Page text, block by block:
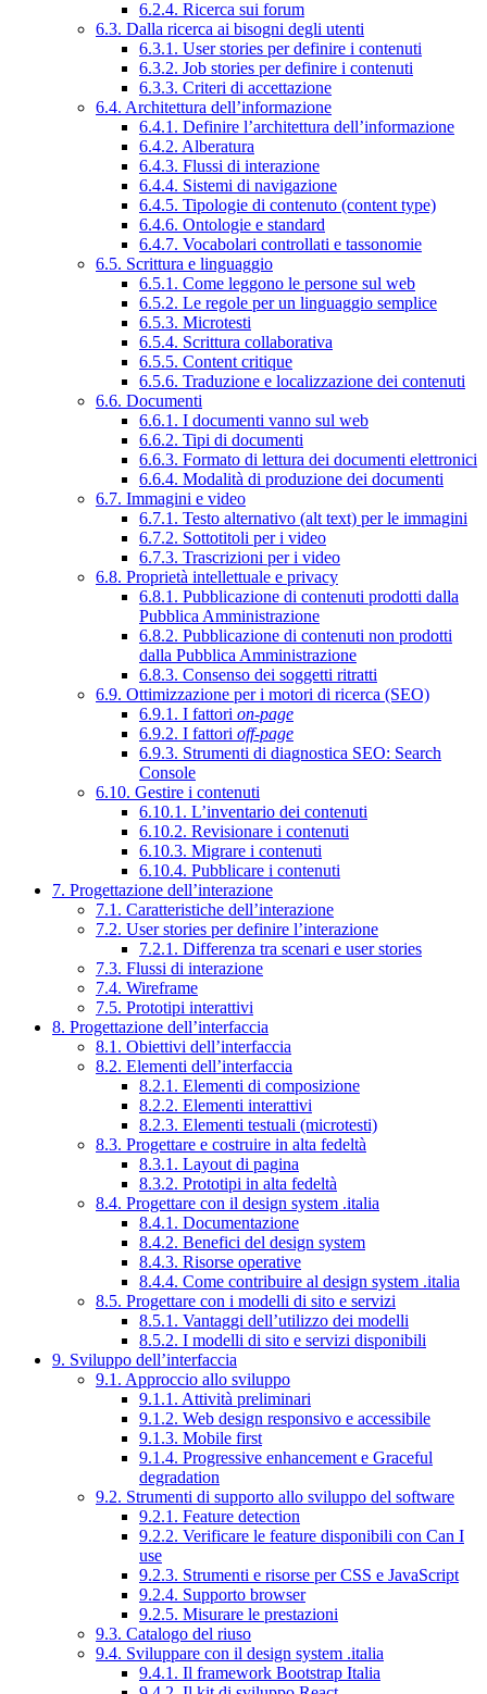
6.2.4. Ricerca sui forum
6.3. Dalla ricerca ai bisogni degli utenti
6.3.1. User stories per definire i contenuti
6.3.2. Job stories per definire i contenuti
6.3.3. Criteri di accettazione
6.4. Architettura dell’informazione
6.4.1. Definire l’architettura dell’informazione
6.4.2. Alberatura
6.4.3. Flussi di interazione
6.4.4. Sistemi di navigazione
6.4.5. Tipologie di contenuto (content type)
6.4.6. Ontologie e standard
6.4.7. Vocabolari controllati e tassonomie
6.5. Scrittura e linguaggio
6.5.1. Come leggono le persone sul web
6.5.2. Le regole per un linguaggio semplice
6.5.3. Microtesti
6.5.4. Scrittura collaborativa
6.5.5. Content critique
6.5.6. Traduzione e localizzazione dei contenuti
6.6. Documenti
6.6.1. I documenti vanno sul web
6.6.2. Tipi di documenti
6.6.3. Formato di lettura dei documenti elettronici
6.6.4. Modalità di produzione dei documenti
6.7. Immagini e video
6.7.1. Testo alternativo (alt text) per le immagini
6.7.2. Sottotitoli per i video
6.7.3. Trascrizioni per i video
6.8. Proprietà intellettuale e privacy
6.8.1. Pubblicazione di contenuti prodotti dalla
Pubblica Amministrazione
6.8.2. Pubblicazione di contenuti non prodotti
dalla Pubblica Amministrazione
6.8.3. Consenso dei soggetti ritratti
6.9. Ottimizzazione per i motori di ricerca (SEO)
6.9.1. I fattori on-page
6.9.2. I fattori off-page
6.9.3. Strumenti di diagnostica SEO: Search
Console
6.10. Gestire i contenuti
6.10.1. L’inventario dei contenuti
6.10.2. Revisionare i contenuti
6.10.3. Migrare i contenuti
6.10.4. Pubblicare i contenuti
7. Progettazione dell’interazione
7.1. Caratteristiche dell’interazione
7.2. User stories per definire l’interazione
7.2.1. Differenza tra scenari e user stories
7.3. Flussi di interazione
7.4. Wireframe
7.5. Prototipi interattivi
8. Progettazione dell’interfaccia
8.1. Obiettivi dell’interfaccia
8.2. Elementi dell’interfaccia
8.2.1. Elementi di composizione
8.2.2. Elementi interattivi
8.2.3. Elementi testuali (microtesti)
8.3. Progettare e costruire in alta fedeltà
8.3.1. Layout di pagina
8.3.2. Prototipi in alta fedeltà
8.4. Progettare con il design system .italia
8.4.1. Documentazione
8.4.2. Benefici del design system
8.4.3. Risorse operative
8.4.4. Come contribuire al design system .italia
8.5. Progettare con i modelli di sito e servizi
8.5.1. Vantaggi dell’utilizzo dei modelli
8.5.2. I modelli di sito e servizi disponibili
9. Sviluppo dell’interfaccia
9.1. Approccio allo sviluppo
9.1.1. Attività preliminari
9.1.2. Web design responsivo e accessibile
9.1.3. Mobile first
9.1.4. Progressive enhancement e Graceful
degradation
9.2. Strumenti di supporto allo sviluppo del software
9.2.1. Feature detection
9.2.2. Verificare le feature disponibili con Can I
use
9.2.3. Strumenti e risorse per CSS e JavaScript
9.2.4. Supporto browser
9.2.5. Misurare le prestazioni
9.3. Catalogo del riuso
9.4. Sviluppare con il design system .italia
9.4.1. Il framework Bootstrap Italia